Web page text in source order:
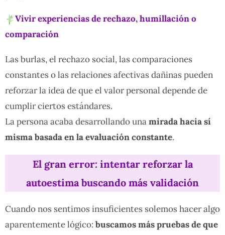
Vivir experiencias de rechazo, humillación o
comparación
Las burlas, el rechazo social, las comparaciones
constantes o las relaciones afectivas dañinas pueden
reforzar la idea de que el valor personal depende de
cumplir ciertos estándares.
La persona acaba desarrollando unamirada hacia sí
misma basada en la evaluación constante.
El gran error: intentar reforzar la
autoestima buscando más validación
Cuando nos sentimos insuficientes solemos hacer algo
aparentemente lógico: buscamos más pruebas de que